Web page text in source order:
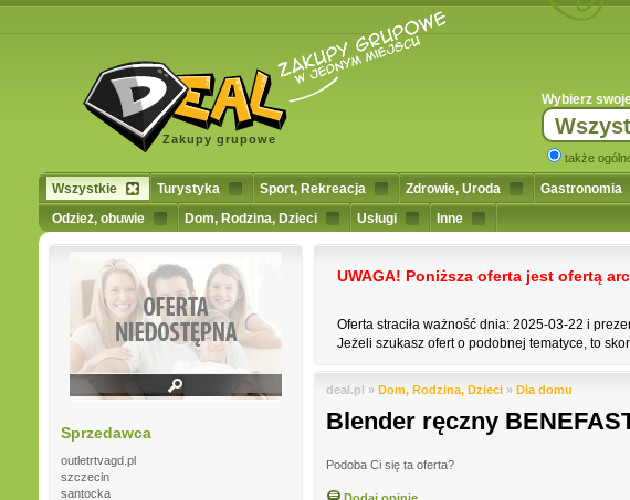
Zakupy grupowe
Wybierz
także
Wszystkie Turystyka Sport, Rekreacja Zdrowie, Uroda Gastronomia
Odzież, obuwie
Dom, Rodzina, Dzieci Usługi Inne
Sprzedawca
outletrtvagd.pl
szczecin
santocka
UWAGA! Poniższa oferta jest ofertą
Oferta straciła ważność dnia: 2025-03-22 i
Jeżeli szukasz ofert o podobnej tematyce, to
deal.pl » Dom, Rodzina, Dzieci » Dla domu
Blender ręczny
Podoba Ci się ta oferta?